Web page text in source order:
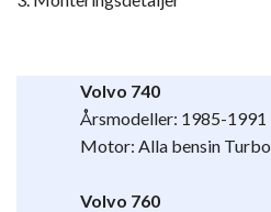
Volvo 740
Årsmodeller: 1985-1991
Motor: Alla bensin Turbo
Volvo 760